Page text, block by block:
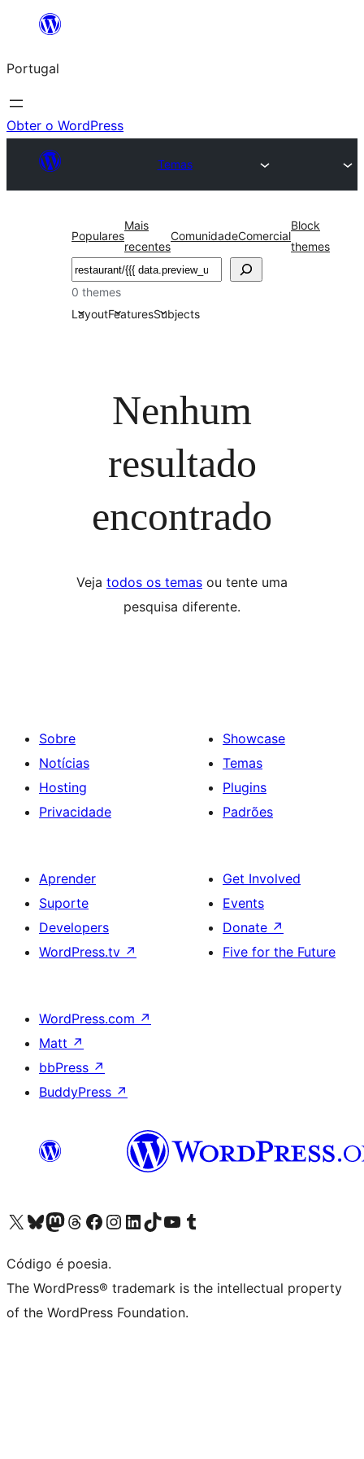
Saltar
o
conteúdo
Portugal
Obter o WordPress
Temas
Populares
Mais
recentes
ComunidadeComercial
Block
themes
Pesquisar
0 themes
LayoutFeaturesSubjects
Nenhum
resultado
encontrado
Veja todos os temas ou tente uma
pesquisa diferente.
Sobre
Notícias
Hosting
Privacidade
Showcase
Temas
Plugins
Padrões
Aprender
Suporte
Developers
WordPress.tv ↗
Get Involved
Events
Donate ↗
Five for the Future
WordPress.com ↗
Matt ↗
bbPress ↗
BuddyPress ↗
Visite a nossa conta X (antigo Twitter)
Visit our Bluesky account
Visit our Mastodon account
Visit our Threads account
Visite a nossa página do Facebook
Visite a nossa conta no Instagram
Visite a nossa conta no LinkedIn
Visit our TikTok account
Visit our YouTube channel
Visit our Tumblr account
Código é poesia.
The WordPress® trademark is the intellectual property
of the WordPress Foundation.